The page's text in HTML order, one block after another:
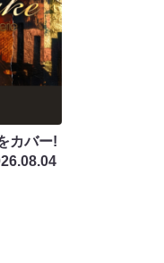
カバー!